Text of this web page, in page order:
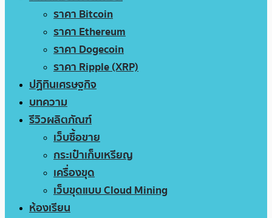
ราคา Bitcoin
ราคา Ethereum
ราคา Dogecoin
ราคา Ripple (XRP)
ปฏิทินเศรษฐกิจ
บทความ
รีวิวผลิตภัณฑ์
เว็บซื้อขาย
กระเป๋าเก็บเหรียญ
เครื่องขุด
เว็บขุดแบบ Cloud Mining
ห้องเรียน